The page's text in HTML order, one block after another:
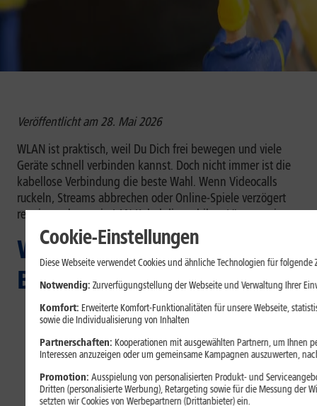
Veröffentlicht am 28. Mai 2026
WLAN ist praktisch, weil Du Dich frei bewegen und viele
Geräte schnell verbinden kannst. Doch nicht immer ist die
kabellose Verbindung die beste Wahl. Wenn Videocalls
ruckeln, Streams abbrechen oder Online-Spiele verzögert
reagieren, kann ein LAN-Kabel die stabilere Lösung sein.
Was Du in diesem
Beitrag erfährst:
Wie WLAN Geräte kabellos mit dem Netzwerk
verbindetund LAN eine Verbindung per
Netzwerkkabel nutzt.
Warum WLAN flexibel und bequem ist, dabei
aber durch Wände, Nachbarnetze oder andere
Funkquellen gestört werden kann.
Cookie-Einstellungen
Diese Webseite verwendet Cookies und ähnliche Technologien für folgende
Notwendig: Zurverfügungstellung der Webseite und Verwaltung Ihrer
Komfort: Erweiterte Komfort-Funktionalitäten für unsere Webseite,
sowie die Individualisierung von Inhalten
Partnerschaften: Kooperationen mit ausgewählten Partnern, um Ihnen
Interessen anzuzeigen oder um gemeinsame Kampagnen auszuwerten,
Promotion: Ausspielung von personalisierten Produkt- und
Dritten (personalisierte Werbung), Retargeting sowie für die Messung der
setzten wir Cookies von Werbepartnern (Drittanbieter) ein.